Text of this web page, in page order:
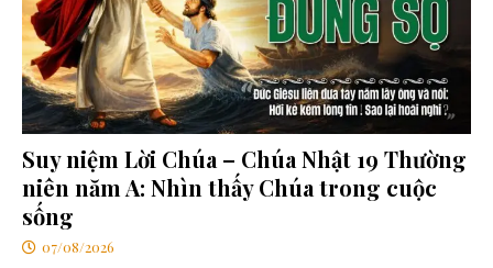
Suy niệm Lời Chúa – Chúa Nhật 19 Thường
niên năm A: Nhìn thấy Chúa trong cuộc
sống
07/08/2026